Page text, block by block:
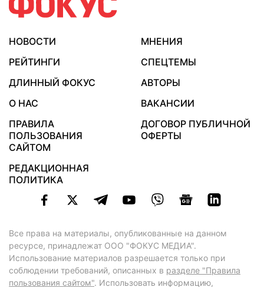
НОВОСТИ
МНЕНИЯ
РЕЙТИНГИ
СПЕЦТЕМЫ
ДЛИННЫЙ ФОКУС
АВТОРЫ
О НАС
ВАКАНСИИ
ПРАВИЛА
ПОЛЬЗОВАНИЯ
САЙТОМ
ДОГОВОР ПУБЛИЧНОЙ
ОФЕРТЫ
РЕДАКЦИОННАЯ
ПОЛИТИКА
Все права на материалы, опубликованные на данном
ресурсе, принадлежат ООО "ФОКУС МЕДИА".
Использование материалов разрешается только при
соблюдении требований, описанных в разделе "Правила
пользования сайтом". Использовать информацию,